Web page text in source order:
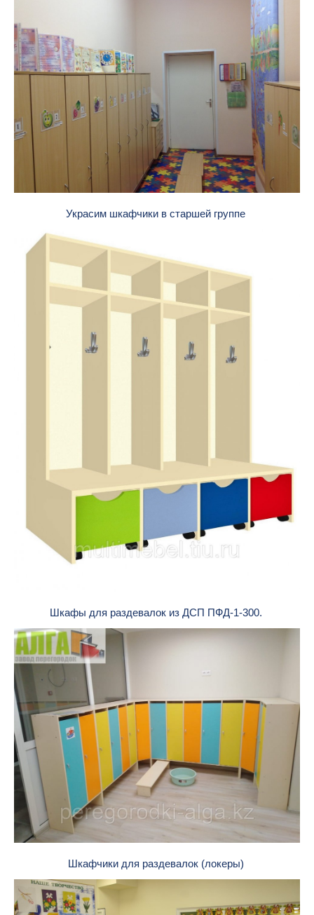
Украсим шкафчики в старшей группе
Шкафы для раздевалок из ДСП ПФД-1-300.
Шкафчики для раздевалок (локеры)